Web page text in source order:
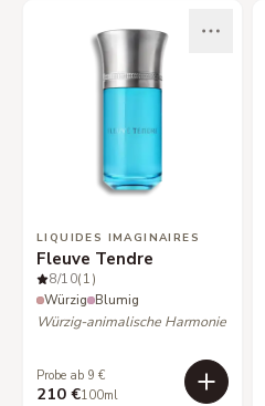
LIQUIDES IMAGINAIRES
Fleuve Tendre
8/10(1)
Würzig Blumig
Würzig-animalische Harmonie
Probe ab 9 €
210 €100ml